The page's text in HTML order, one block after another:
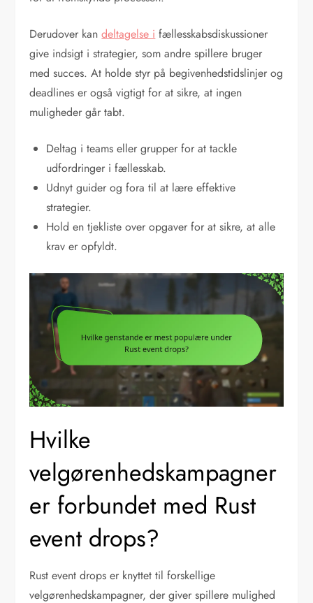
Derudover kandeltagelse i fællesskabsdiskussioner
give indsigt i strategier, som andre spillere bruger
med succes. At holde styr på begivenhedstidslinjer og
deadlines er også vigtigt for at sikre, at ingen
muligheder går tabt.
Deltag i teams eller grupper for at tackle
udfordringer i fællesskab.
Udnyt guider og fora til at lære effektive
strategier.
Hold en tjekliste over opgaver for at sikre, at alle
krav er opfyldt.
Hvilke
velgørenhedskampagner
er forbundet med Rust
event drops?
Rust event drops er knyttet til forskellige
velgørenhedskampagner, der giver spillere mulighed